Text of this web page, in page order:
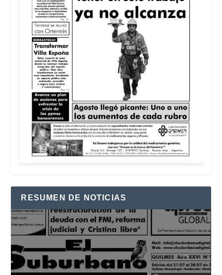
RESUMEN DE NOTICIAS
Reproductor
de
vídeo